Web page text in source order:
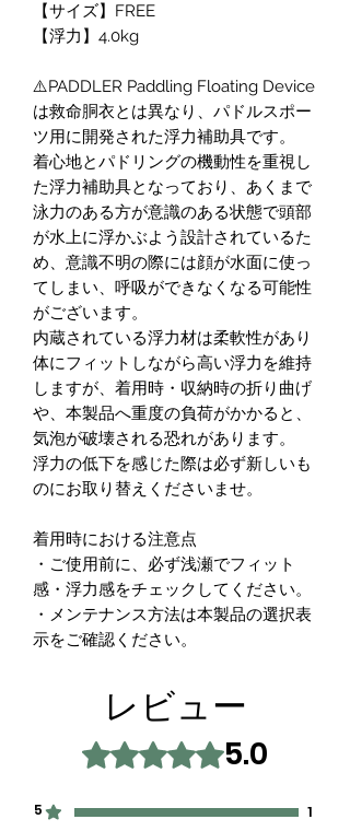
【サイズ】FREE
【浮力】4.0kg
⚠️PADDLER Paddling Floating Device
は救命胴衣とは異なり、パドルスポー
ツ用に開発された浮力補助具です。
着心地とパドリングの機動性を重視し
た浮力補助具となっており、あくまで
泳力のある方が意識のある状態で頭部
が水上に浮かぶよう設計されているた
め、意識不明の際には顔が水面に使っ
てしまい、呼吸ができなくなる可能性
がございます。
内蔵されている浮力材は柔軟性があり
体にフィットしながら高い浮力を維持
しますが、着用時・収納時の折り曲げ
や、本製品へ重度の負荷がかかると、
気泡が破壊される恐れがあります。
浮力の低下を感じた際は必ず新しいも
のにお取り替えくださいませ。
着用時における注意点
・ご使用前に、必ず浅瀬でフィット
感・浮力感をチェックしてください。
・メンテナンス方法は本製品の選択表
示をご確認ください。
レビュー
5つ星のうち5と評価されています
5.0
5 1